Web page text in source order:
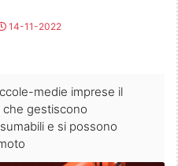
14-11-2022
medie imprese il
che gestiscono
e si possono